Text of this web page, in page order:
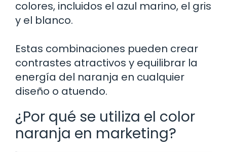
colores, incluidos el azul marino, el gris
y el blanco.
Estas combinaciones pueden crear
contrastes atractivos y equilibrar la
energía del naranja en cualquier
diseño o atuendo.
¿Por qué se utiliza el color
naranja en marketing?